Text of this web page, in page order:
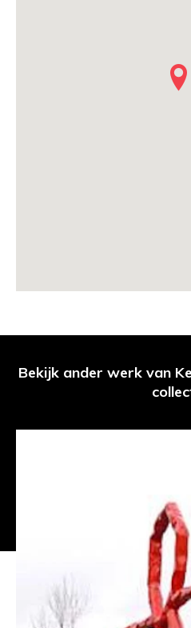
Bekijk ander werk van